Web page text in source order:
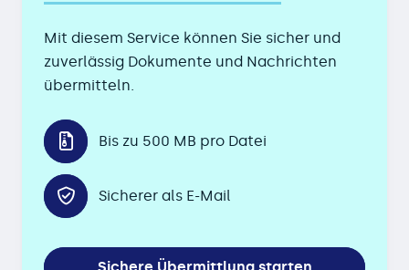
Mit diesem Service können Sie sicher und
zuverlässig Dokumente und Nachrichten
übermitteln.
Bis zu 500 MB pro Datei
Sicherer als E-Mail